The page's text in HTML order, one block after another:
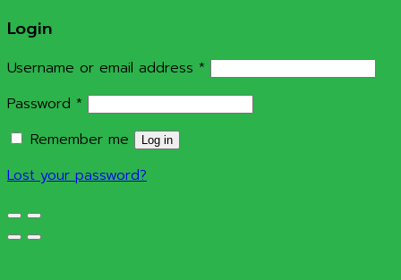
Login
Username or email address *
Password *
Remember me
Log in
Lost your password?